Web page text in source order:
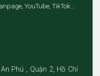
YouTube, TikTok...
Phú , Quận 2, Hồ Chí